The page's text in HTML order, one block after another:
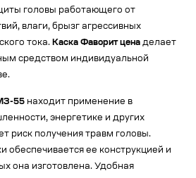
головы работающего от
влаги, брызг агрессивных
тока. Каска Фаворит цена делает
средством индивидуальной
55 находит применение в
энергетике и других
риск получения травм головы.
обеспечивается ее конструкцией и
она изготовлена. Удобная